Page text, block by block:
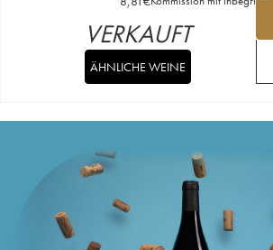
VERKAUFT
ÄHNLICHE WEINE